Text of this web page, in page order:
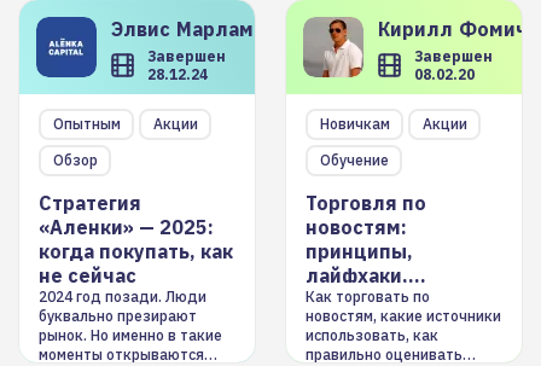
Элвис Марламов
Завершен
28.12.24
Опытным
Акции
Обзор
Стратегия
«Аленки» — 2025:
когда покупать, как
не сейчас
2024 год позади. Люди
буквально презирают
рынок. Но именно в такие
моменты открываются
Кирилл
Завершен
08.02.20
Новичкам
Акции
Обучение
Торговля по
новостям:
принципы,
лайфхаки,
инструменты
Как торговать по
новостям, какие источники
использовать, как
правильно оценивать